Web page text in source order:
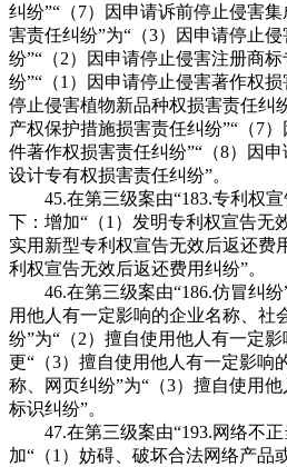
纠纷”“（7）因申请诉前停止侵害
害责任纠纷”为“（3）因申请停止
纷”“（2）因申请停止侵害注册商
纷”“（1）因申请停止侵害著作权
停止侵害植物新品种权损害责任纠
产权保护措施损害责任纠纷”“（7
件著作权损害责任纠纷”“（8）因
设计专有权损害责任纠纷”。
45.在第三级案由“183.专利权宣
下：增加“（1）发明专利权宣告无
实用新型专利权宣告无效后返还费
利权宣告无效后返还费用纠纷”。
46.在第三级案由“186.仿冒纠纷
用他人有一定影响的企业名称、社
纷”为“（2）擅自使用他人有一定
更“（3）擅自使用他人有一定影响
称、网页纠纷”为“（3）擅自使用
标识纠纷”。
47.在第三级案由“193.网络不正
加“（1）妨碍、破坏合法网络产品